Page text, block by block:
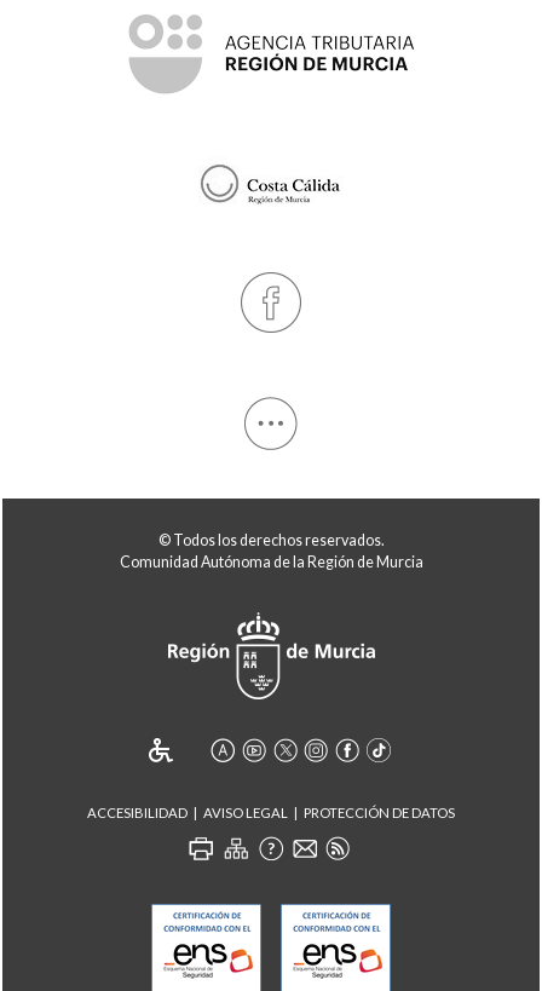
© Todos los derechos reservados.
Comunidad Autónoma de la Región de Murcia
ACCESIBILIDAD AVISO LEGAL PROTECCIÓN DE DATOS